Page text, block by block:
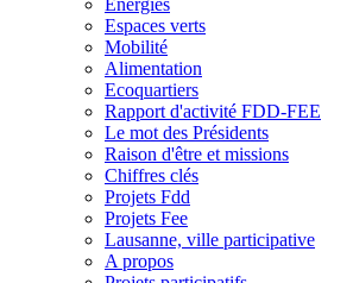
Espaces verts
Mobilité
Alimentation
Ecoquartiers
Rapport d'activité FDD-FEE
Le mot des Présidents
Raison d'être et missions
Chiffres clés
Projets Fdd
Projets Fee
Lausanne, ville participative
A propos